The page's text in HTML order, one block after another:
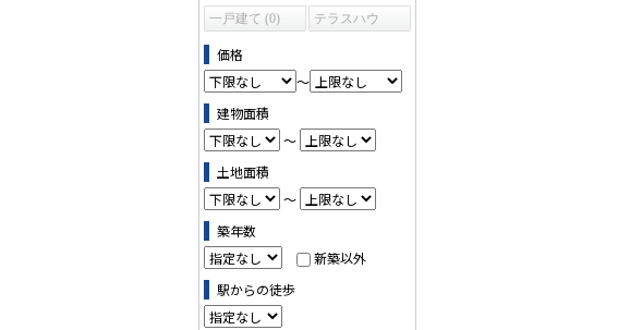
一戸建て (0)
テラスハウ
価格
～
建物面積
～
土地面積
～
築年数
新築以外
駅からの徒歩